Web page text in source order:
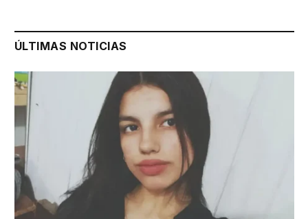
ÚLTIMAS NOTICIAS